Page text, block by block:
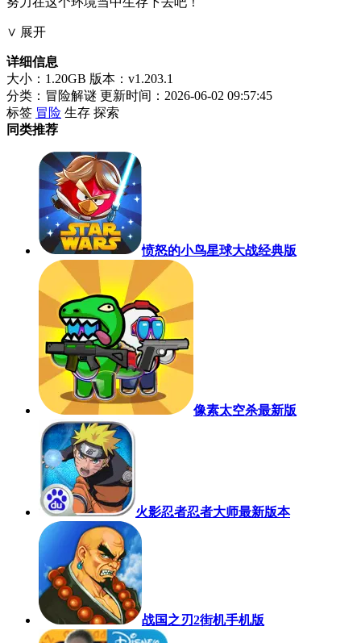
∨ 展开
详细信息
大小：1.20GB 版本：v1.203.1
分类：冒险解谜 更新时间：2026-06-02 09:57:45
标签 冒险 生存 探索
同类推荐
愤怒的小鸟星球大战经典版
像素太空杀最新版
火影忍者忍者大师最新版本
战国之刃2街机手机版